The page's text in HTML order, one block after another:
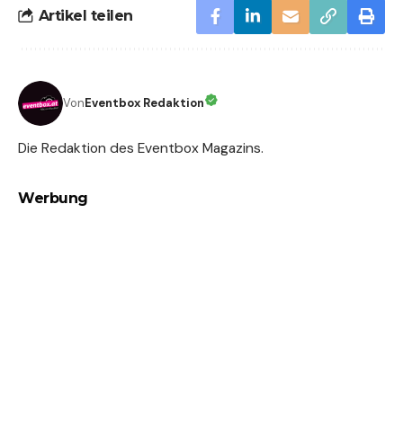
Artikel teilen
VonEventbox Redaktion
Die Redaktion des Eventbox Magazins.
Werbung